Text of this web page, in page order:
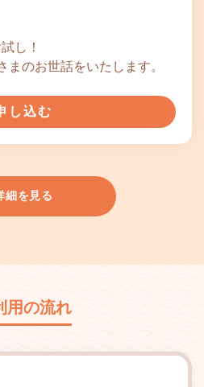
し！
まのお世話をいたします。
し込む
細を見る
用の流れ